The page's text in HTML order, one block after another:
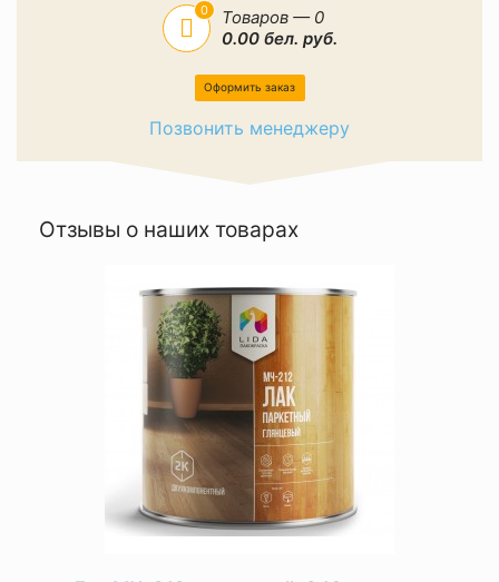
0
Товаров — 0
0.00 бел. руб.
Оформить заказ
Позвонить менеджеру
Отзывы о наших товарах